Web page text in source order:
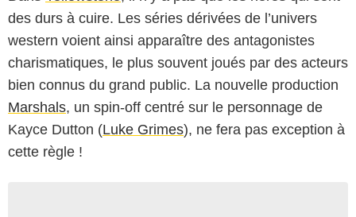
des durs à cuire. Les séries dérivées de l’univers
western voient ainsi apparaître des antagonistes
charismatiques, le plus souvent joués par des acteurs
bien connus du grand public. La nouvelle production
Marshals, un spin-off centré sur le personnage de
Kayce Dutton (Luke Grimes), ne fera pas exception à
cette règle !